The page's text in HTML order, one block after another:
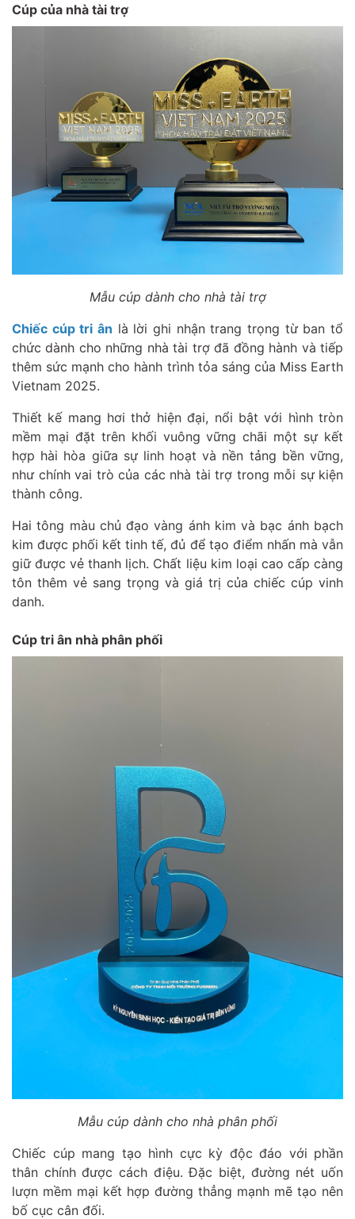
Cúp của nhà tài trợ
Mẫu cúp dành cho nhà tài trợ
Chiếc cúp tri ân là lời ghi nhận trang trọng từ ban tổ
chức dành cho những nhà tài trợ đã đồng hành và tiếp
thêm sức mạnh cho hành trình tỏa sáng của Miss Earth
Vietnam 2025.
Thiết kế mang hơi thở hiện đại, nổi bật với hình tròn
mềm mại đặt trên khối vuông vững chãi một sự kết
hợp hài hòa giữa sự linh hoạt và nền tảng bền vững,
như chính vai trò của các nhà tài trợ trong mỗi sự kiện
thành công.
Hai tông màu chủ đạo vàng ánh kim và bạc ánh bạch
kim được phối kết tinh tế, đủ để tạo điểm nhấn mà vẫn
giữ được vẻ thanh lịch. Chất liệu kim loại cao cấp càng
tôn thêm vẻ sang trọng và giá trị của chiếc cúp vinh
danh.
Cúp tri ân nhà phân phối
Mẫu cúp dành cho nhà phân phối
Chiếc cúp mang tạo hình cực kỳ độc đáo với phần
thân chính được cách điệu. Đặc biệt, đường nét uốn
lượn mềm mại kết hợp đường thẳng mạnh mẽ tạo nên
bố cục cân đối.